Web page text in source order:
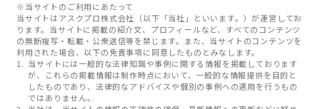
※当サイトのご利用にあたって
当サイトはアスクプロ株式会社（以下「当社」といいます。）が運営してお
ります。当サイトに掲載の紹介文、プロフィールなど、すべてのコンテンツ
の無断複写・転載・公衆送信等を禁じます。また、当サイトのコンテンツを
利用された場合、以下の免責事項に同意したものとみなします。
当サイトには一般的な法律知識や事例に関する情報を掲載しております
が、これらの掲載情報は制作時点において、一般的な情報提供を目的と
したものであり、法律的なアドバイスや個別の事例への適用を行うもの
ではありません。